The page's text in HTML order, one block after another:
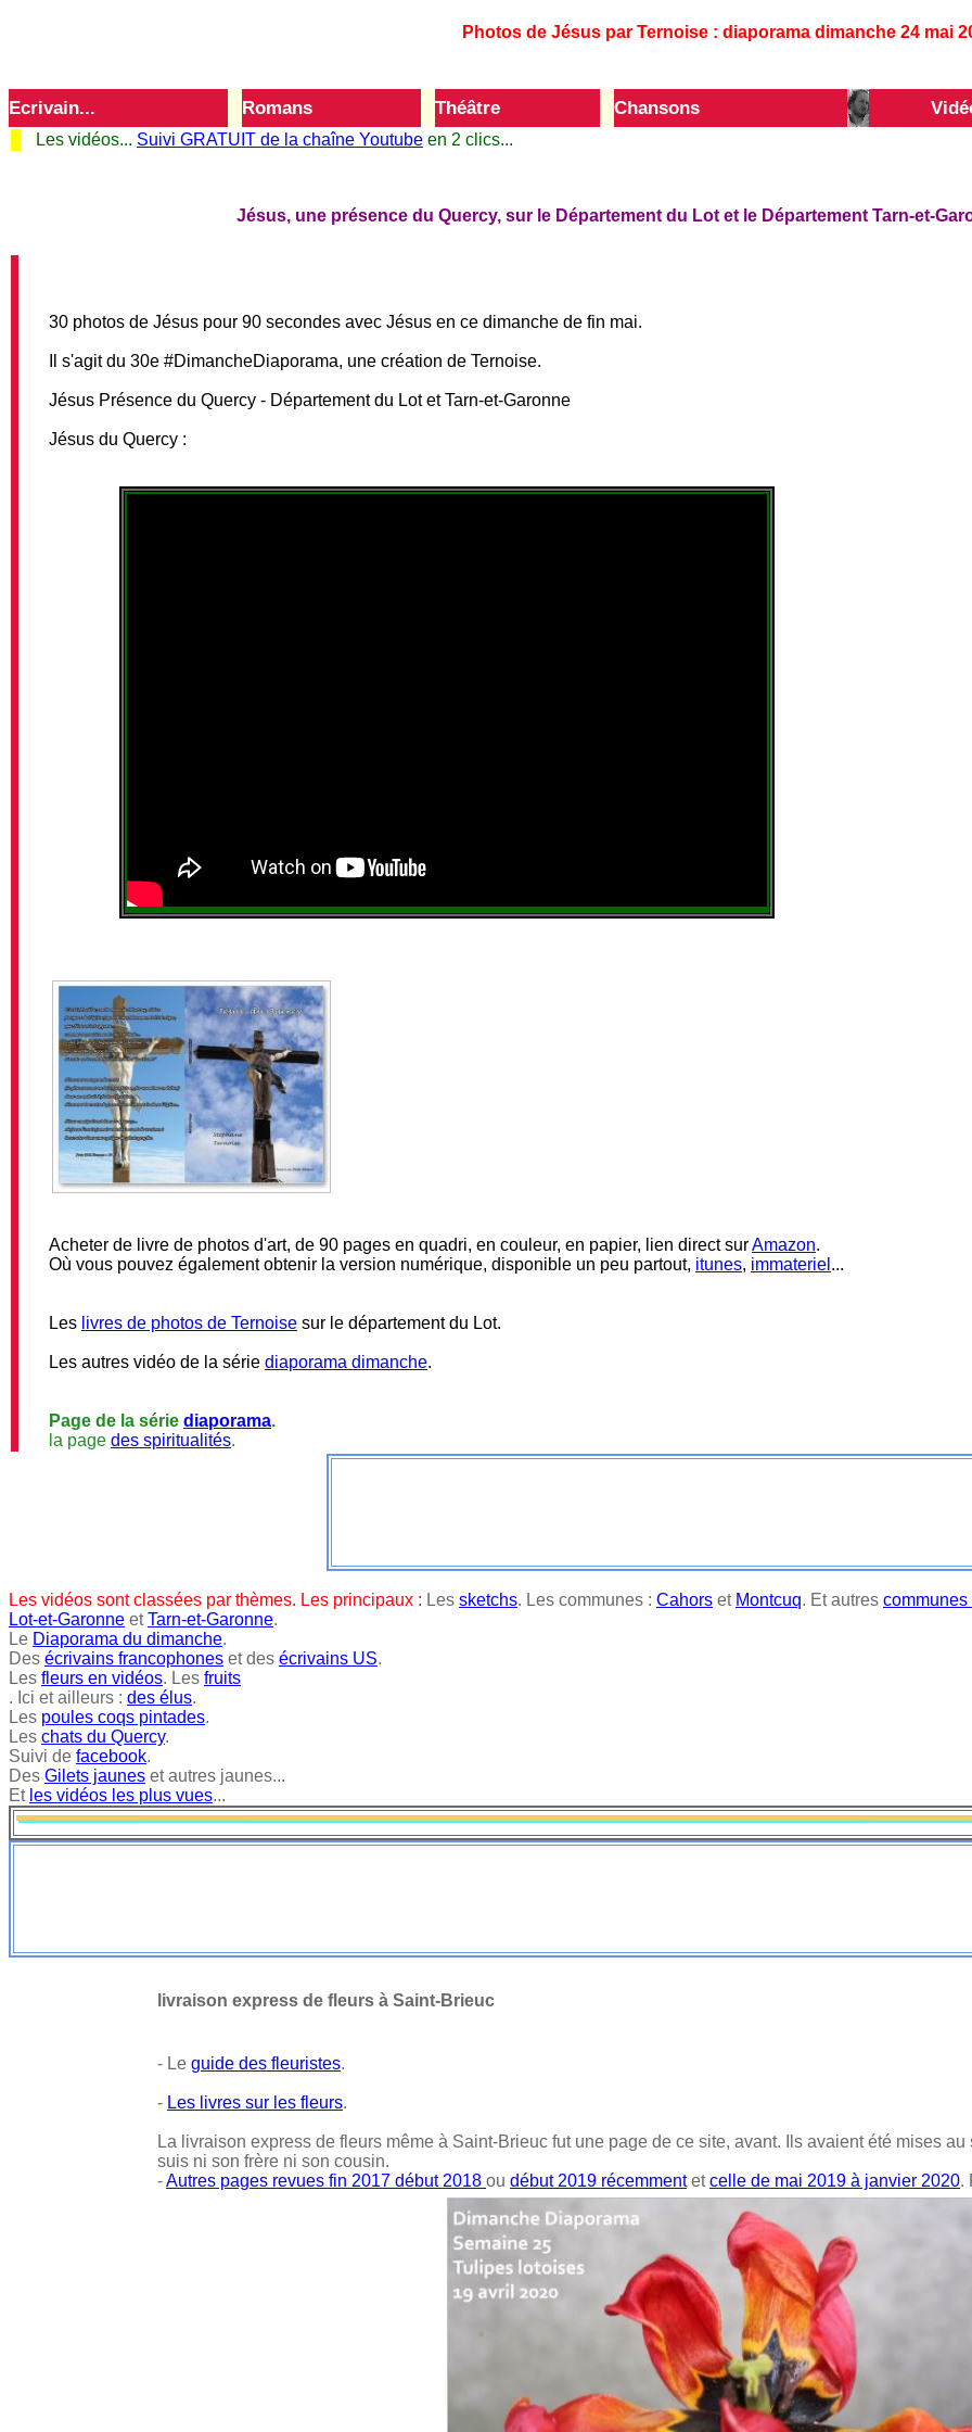
Photos de Jésus par Ternoise : diaporama dimanche 24 mai
Ecrivain...
Romans Théâtre Chansons
Les vidéos... Suivi GRATUIT de la chaîne Youtube en 2 clics...
Jésus, une présence du Quercy, sur le Département du Lot et le Département Tarn-et-
30 photos de Jésus pour 90 secondes avec Jésus en ce dimanche de fin mai.
Il s'agit du 30e #DimancheDiaporama, une création de Ternoise.
Jésus Présence du Quercy - Département du Lot et Tarn-et-Garonne
Jésus du Quercy :
Acheter de livre de photos d'art, de 90 pages en quadri, en couleur, en papier, lien direct surAmazon.
Où vous pouvez également obtenir la version numérique, disponible un peu partout, itunes, immateriel ...
Les livres de photos de Ternoise sur le département du Lot.
Les autres vidéo de la série diaporama dimanche.
Page de la série diaporama.
la page des spiritualités.
Les vidéos sont classées par thèmes. Les principaux : Les sketchs. Les communes : Cahors et Montcuq. Et autres
Lot-et-Garonne etTarn-et-Garonne.
Le Diaporama du dimanche.
Des écrivains francophones et des écrivains US.
Les fleurs en vidéos. Les fruits
. Ici et ailleurs : des élus.
Les poules coqs pintades.
Les chats du Quercy.
Suivi de facebook.
Des Gilets jaunes et autres jaunes...
Et les vidéos les plus vues...
livraison express de fleurs à Saint-Brieuc
- Le guide des fleuristes.
- Les livres sur les fleurs.
La livraison express de fleurs même à Saint-Brieuc fut une page de ce site, avant. Ils avaient été mises
suis ni son frère ni son cousin.
-Autres pages revues fin 2017 début 2018 ou début 2019 récemmentetcelle de mai 2019 à janvier 2020.